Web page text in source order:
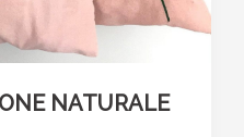
NATURALE